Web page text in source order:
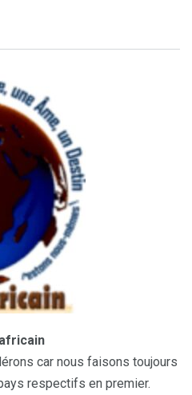
car nous faisons toujours
respectifs en premier.